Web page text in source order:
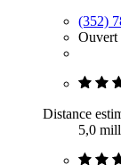
(352)
Ouvert
Distance
5,0